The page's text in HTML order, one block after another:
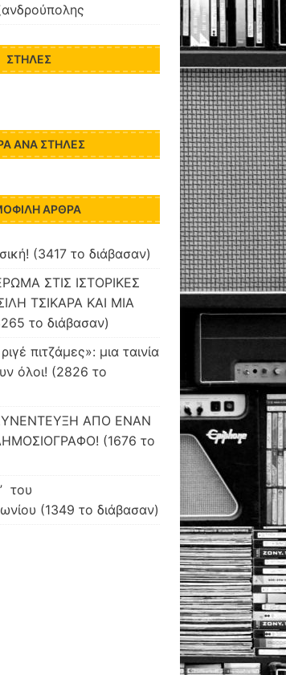
ΣΤΉΛΕΣ
ΑΝΆ ΣΤΉΛΕΣ
ΆΡΘΡΑ
(3417 το διάβασαν)
ΣΤΙΣ ΙΣΤΟΡΙΚΕΣ
ΤΣΙΚΑΡΑ ΚΑΙ ΜΙΑ
το διάβασαν)
πιτζάμες»: μια ταινία
όλοι! (2826 το
ΑΠΟ ΕΝΑΝ
(1676 το
του
(1349 το διάβασαν)